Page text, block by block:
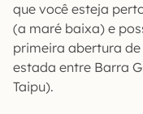
que você esteja
(a maré baixa) e
primeira abertura
estada entre Barra
Taipu).